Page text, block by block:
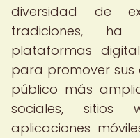
diversidad de
tradiciones,
plataformas
para promover
público más
sociales, sitios
aplicaciones